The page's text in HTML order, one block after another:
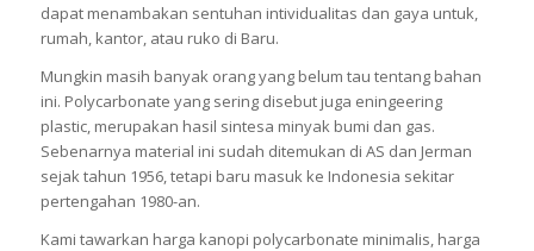
dapat menambakan sentuhan intividualitas dan gaya untuk,
rumah, kantor, atau ruko di Baru.
Mungkin masih banyak orang yang belum tau tentang bahan
ini. Polycarbonate yang sering disebut juga eningeering
plastic, merupakan hasil sintesa minyak bumi dan gas.
Sebenarnya material ini sudah ditemukan di AS dan Jerman
sejak tahun 1956, tetapi baru masuk ke Indonesia sekitar
pertengahan 1980-an.
Kami tawarkan harga kanopi polycarbonate minimalis, harga